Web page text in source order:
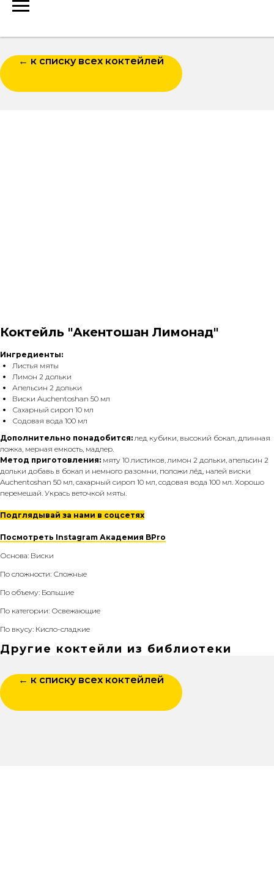
← к списку всех коктейлей
Коктейль "Акентошан Лимонад"
Ингредиенты:
Листья мяты
Лимон 2 дольки
Апельсин 2 дольки
Виски Auchentoshan 50 мл
Сахарный сироп 10 мл
Содовая вода 100 мл
Дополнительно понадобится: лед кубики, высокий бокал, длинная
ложка, мерная емкость, мадлер.
Метод приготовления: мяту 10 листиков, лимон 2 дольки, апельсин 2
дольки добавь в бокал и немного разомни, положи лёд, налей виски
Auchentoshan 50 мл, сахарный сироп 10 мл, содовая вода 100 мл. Хорошо
перемешай. Укрась веточкой мяты.
Подглядывай за нами в соцсетях
Посмотреть Instagram Академия BPro
Основа: Виски
По сложности: Сложные
По объему: Большие
По категории: Освежающие
По вкусу: Кисло-сладкие
Другие коктейли из библиотеки
← к списку всех коктейлей